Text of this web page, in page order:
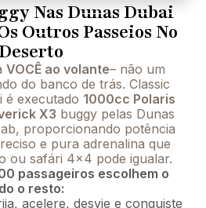
Nas Dunas Dubai
Outros Passeios No
Deserto
VOCÊ ao volante– não um
do banco de trás. Classic
é executado 1000cc Polaris
X3 buggy pelas Dunas
proporcionando potência
e pura adrenalina que
ou safári 4×4 pode igualar.
passageiros escolhem o
o resto:
acelere, desvie e conquiste